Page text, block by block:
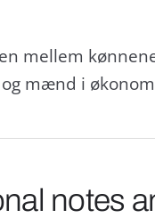
mellem
mænd i
notes